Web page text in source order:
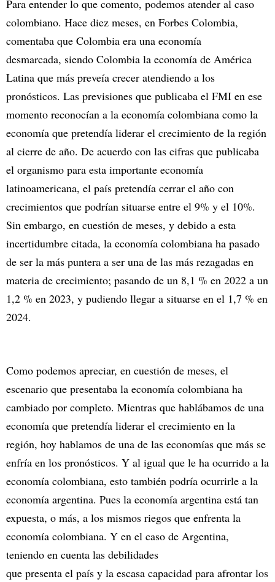
Para entender lo que comento, podemos atender al caso
colombiano. Hace diez meses, en Forbes Colombia,
comentaba que Colombia era una economía
desmarcada, siendo Colombia la economía de América
Latina que más preveía crecer atendiendo a los
pronósticos. Las previsiones que publicaba el FMI en ese
momento reconocían a la economía colombiana como la
economía que pretendía liderar el crecimiento de la región
al cierre de año. De acuerdo con las cifras que publicaba
el organismo para esta importante economía
latinoamericana, el país pretendía cerrar el año con
crecimientos que podrían situarse entre el 9% y el 10%.
Sin embargo, en cuestión de meses, y debido a esta
incertidumbre citada, la economía colombiana ha pasado
de ser la más puntera a ser una de las más rezagadas en
materia de crecimiento; pasando de un 8,1 % en 2022 a un
1,2 % en 2023, y pudiendo llegar a situarse en el 1,7 % en
2024.
Como podemos apreciar, en cuestión de meses, el
escenario que presentaba la economía colombiana ha
cambiado por completo. Mientras que hablábamos de una
economía que pretendía liderar el crecimiento en la
región, hoy hablamos de una de las economías que más se
enfría en los pronósticos. Y al igual que le ha ocurrido a la
economía colombiana, esto también podría ocurrirle a la
economía argentina. Pues la economía argentina está tan
expuesta, o más, a los mismos riegos que enfrenta la
economía colombiana. Y en el caso de Argentina,
teniendo en cuenta las debilidades
que presenta el país y la escasa capacidad para afrontar los